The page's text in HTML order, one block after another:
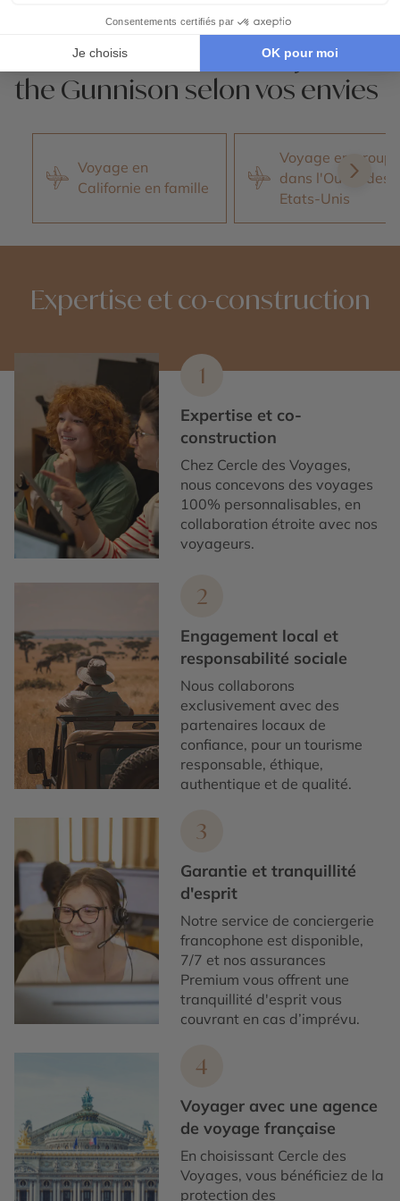
Nos 2 idées voyage
Parc National Black Canyon of
the Gunnison selon vos envies
Voyage en
Californie en famille
Voyage en groupe
dans l'Ouest des
Etats-Unis
Expertise et co-construction
1
Expertise et co-
construction
Chez Cercle des Voyages,
nous concevons des voyages
100% personnalisables, en
collaboration étroite avec nos
voyageurs.
2
Engagement local et
responsabilité sociale
Nous collaborons
exclusivement avec des
partenaires locaux de
confiance, pour un tourisme
responsable, éthique,
authentique et de qualité.
3
Garantie et tranquillité
d'esprit
Notre service de conciergerie
francophone est disponible,
7/7 et nos assurances
Premium vous offrent une
tranquillité d'esprit vous
couvrant en cas d’imprévu.
4
Voyager avec une agence
de voyage française
En choisissant Cercle des
Voyages, vous bénéficiez de la
protection des